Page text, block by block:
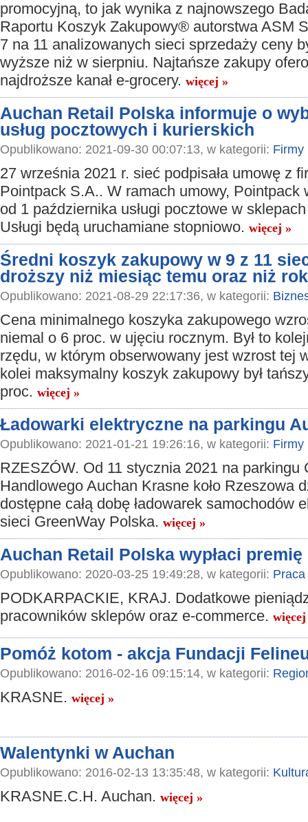
promocyjną, to jak wynika z najnowszego
Raportu Koszyk Zakupowy® autorstwa ASM
7 na 11 analizowanych sieci sprzedaży ceny
wyższe niż w sierpniu. Najtańsze zakupy
najdroższe kanał e-grocery. więcej »
Auchan Retail Polska informuje o
usług pocztowych i kurierskich
Opublikowano: 2021-09-30 00:07:13, w kategorii: Firmy
27 września 2021 r. sieć podpisała umowę z
Pointpack S.A.. W ramach umowy, Pointpack
od 1 października usługi pocztowe w
Usługi będą uruchamiane stopniowo. więcej »
Średni koszyk zakupowy w 9 z 11
droższy niż miesiąc temu oraz niż
Opublikowano: 2021-08-29 22:17:36, w kategorii:
Cena minimalnego koszyka zakupowego
niemal o 6 proc. w ujęciu rocznym. Był to
rzędu, w którym obserwowany jest wzrost tej
kolei maksymalny koszyk zakupowy był
proc. więcej »
Ładowarki elektryczne na parkingu
Opublikowano: 2021-01-21 19:26:16, w kategorii: Firmy
RZESZÓW. Od 11 stycznia 2021 na parkingu
Handlowego Auchan Krasne koło Rzeszowa
dostępne całą dobę ładowarek samochodów
sieci GreenWay Polska. więcej »
Auchan Retail Polska wypłaci
Opublikowano: 2020-03-25 19:49:28, w kategorii: Praca
PODKARPACKIE, KRAJ. Dodatkowe
pracowników sklepów oraz e-commerce.
Pomóż kotom - akcja Fundacji
Opublikowano: 2016-02-16 09:15:14, w kategorii:
KRASNE. więcej »
Walentynki w Auchan
Opublikowano: 2016-02-13 13:35:48, w kategorii:
KRASNE.C.H. Auchan. więcej »